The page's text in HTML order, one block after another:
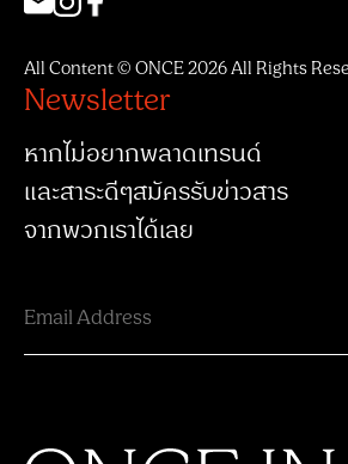
All Content © ONCE 2026 All Rights
Newsletter
หากไม่อยากพลาดเทรนด์
และสาระดีๆสมัครรับข่าวสาร
จากพวกเราได้เลย